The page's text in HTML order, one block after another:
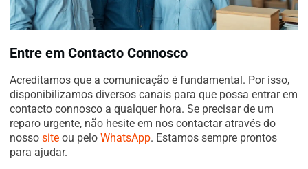
Entre em Contacto Connosco
Acreditamos que a comunicação é fundamental. Por isso,
disponibilizamos diversos canais para que possa entrar em
contacto connosco a qualquer hora. Se precisar de um
reparo urgente, não hesite em nos contactar através do
nosso site ou pelo WhatsApp. Estamos sempre prontos
para ajudar.